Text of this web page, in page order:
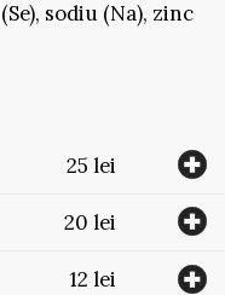
sodiu (Na), zinc
25 lei
20 lei
12 lei